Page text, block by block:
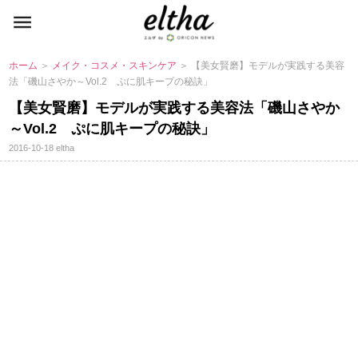
ホーム ＞ メイク・コスメ・スキンケア ＞ 【美女賢磨】モデルが実践する美容
法「磯山さやか～Vol.2 ぷに肌キープの秘訣」
【美女賢磨】モデルが実践する美容法「磯山さやか
～Vol.2 ぷに肌キープの秘訣」
2016-10-18eltha